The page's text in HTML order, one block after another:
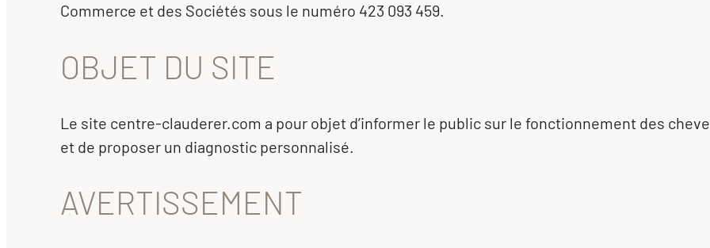
Commerce et des Sociétés sous le numéro 423 093 459.
OBJET DU SITE
Le site centre-clauderer.com a pour objet d’informer le public sur le fonctionnement des
et de proposer un diagnostic personnalisé.
AVERTISSEMENT